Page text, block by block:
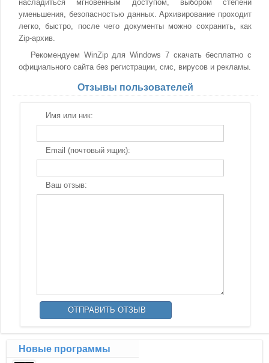
насладиться мгновенным доступом, выбором степени
уменьшения, безопасностью данных. Архивирование проходит
легко, быстро, после чего документы можно сохранить, как
Zip-архив.
Рекомендуем WinZip для Windows 7 скачать бесплатно с
официального сайта без регистрации, смс, вирусов и рекламы.
Отзывы пользователей
Имя или ник:
Email (почтовый ящик):
Ваш отзыв:
Новые программы